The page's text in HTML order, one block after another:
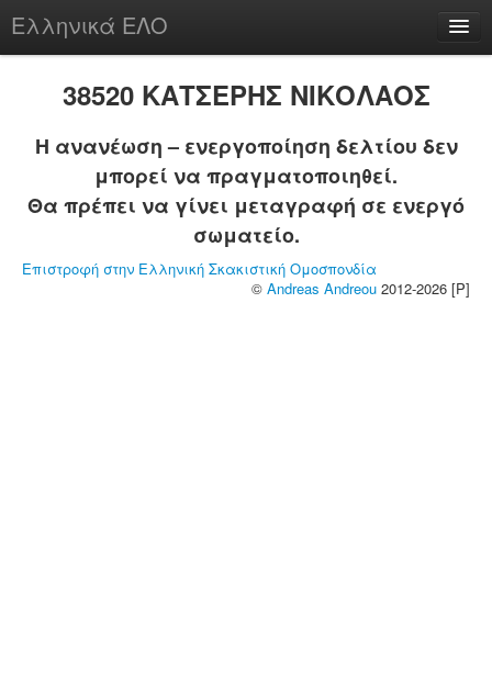
Ελληνικά ΕΛΟ
chesstu.be @ discord
Login
38520 ΚΑΤΣΕΡΗΣ ΝΙΚΟΛΑΟΣ
Η ανανέωση – ενεργοποίηση δελτίου δεν
μπορεί να πραγματοποιηθεί.
Θα πρέπει να γίνει μεταγραφή σε ενεργό
σωματείο.
Επιστροφή στην Ελληνική Σκακιστική Ομοσπονδία
© Andreas Andreou 2012-2026 [P]